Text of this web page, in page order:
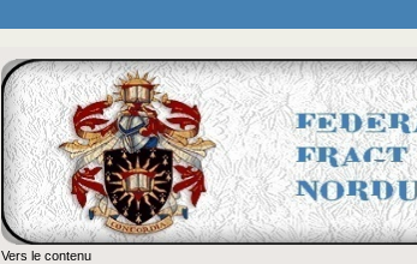
Vers le contenu